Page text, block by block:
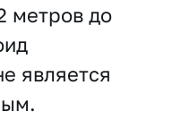
метров до
является